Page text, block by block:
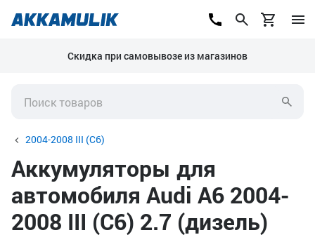
Скидка при самовывозе из магазинов
2004-2008 III (C6)
Аккумуляторы для
автомобиля Audi A6 2004-
2008 III (C6) 2.7 (дизель)